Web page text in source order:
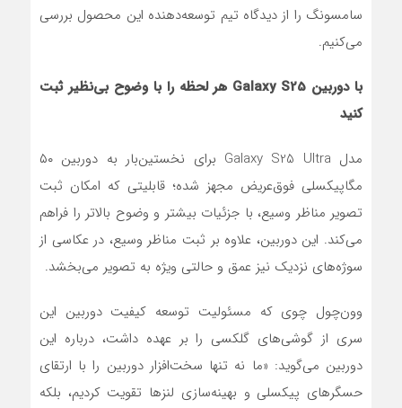
سامسونگ را از دیدگاه تیم توسعه‌دهنده این محصول بررسی
می‌کنیم.
با دوربین Galaxy S25 هر لحظه را با وضوح بی‌نظیر ثبت
کنید
مدل Galaxy S25 Ultra برای نخستین‌بار به دوربین ۵۰
مگاپیکسلی فوق‌عریض مجهز شده؛ قابلیتی که امکان ثبت
تصویر مناظر وسیع، با جزئیات بیشتر و وضوح بالاتر را فراهم
می‌کند. این دوربین، علاوه بر ثبت مناظر وسیع، در عکاسی از
سوژه‌های نزدیک نیز عمق و حالتی ویژه به تصویر می‌بخشد.
وون‌چول چوی که مسئولیت توسعه کیفیت دوربین این
سری از گوشی‌های گلکسی را بر عهده داشت، درباره این
دوربین می‌گوید: «ما نه ‌تنها سخت‌افزار دوربین را با ارتقای
حسگرهای پیکسلی و بهینه‌سازی لنزها تقویت کردیم، بلکه